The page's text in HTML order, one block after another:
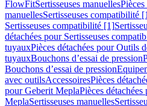
FlowFitSertisseuses manuellesPièces
manuellesSertisseuses compatibilité
Sertisseuses compatibilité [1]
détachées pour Sertisseuses
tuyauxPièces détachées pour Outils
tuyauxBouchons d’essai de pression
Bouchons d’essai de pression
avec outilsAccessoiresPièces
pour Geberit MeplaPièces
MeplaSertisseuses manuelles